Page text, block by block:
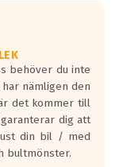
behöver du inte
nämligen den
det kommer till
dig att
din bil / med
bultmönster.